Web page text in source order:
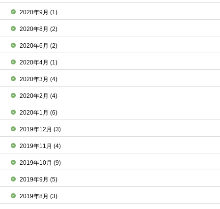
2020年9月(1)
2020年8月(2)
2020年6月(2)
2020年4月(1)
2020年3月(4)
2020年2月(4)
2020年1月(6)
2019年12月(3)
2019年11月(4)
2019年10月(9)
2019年9月(5)
2019年8月(3)